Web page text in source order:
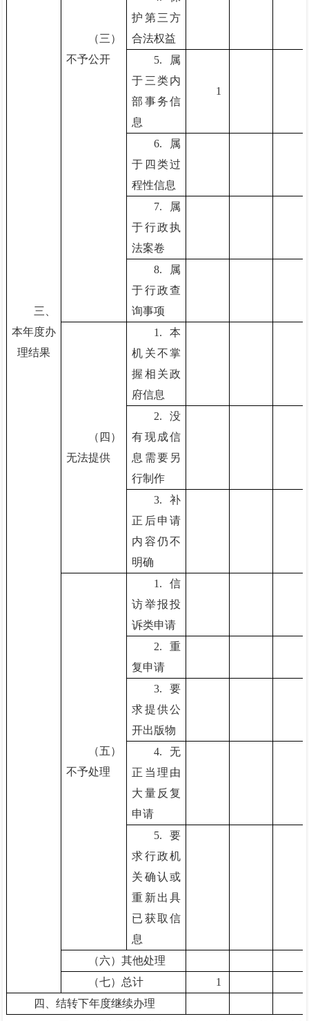
三、
本年度办
理结果
（三）
不予公开
护第三方
合法权益
5.属
于三类内
部事务信
息
1
6.属
于四类过
程性信息
7.属
于行政执
法案卷
8.属
于行政查
询事项
（四）
无法提供
1.本
机关不掌
握相关政
府信息
2.没
有现成信
息需要另
行制作
3.补
正后申请
内容仍不
明确
（五）
不予处理
1.信
访举报投
诉类申请
2.重
复申请
3.要
求提供公
开出版物
4.无
正当理由
大量反复
申请
5.要
求行政机
关确认或
重新出具
已获取信
息
（六）其他处理
（七）总计
1
四、结转下年度继续办理